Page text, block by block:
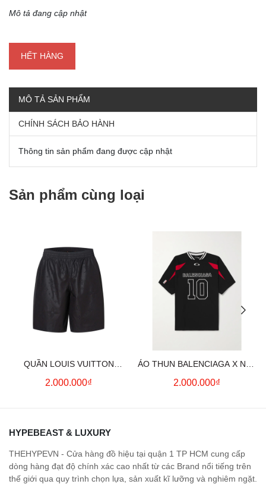
Mô tả đang cập nhật
HẾT HÀNG
MÔ TẢ SẢN PHẨM
CHÍNH SÁCH BẢO HÀNH
Thông tin sản phẩm đang được cập nhật
Sản phẩm cùng loại
QUẦN LOUIS VUITTON
MONOGRAM MOIRE
2.000.000₫
ÁO THUN BALENCIAGA X NBA
LOGO COTTON JERSEY T-
2.000.000₫
HYPEBEAST & LUXURY
THEHYPEVN - Cửa hàng đồ hiệu tại quận 1 TP HCM cung cấp
dòng hàng đạt độ chính xác cao nhất từ các Brand nổi tiếng trên
thế giới qua quy trình chọn lựa, sản xuất kĩ lưỡng và nghiêm ngặt.